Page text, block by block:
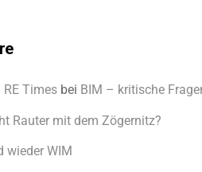
Times bei BIM – kritische
Rauter mit dem Zögernitz?
wieder WIM